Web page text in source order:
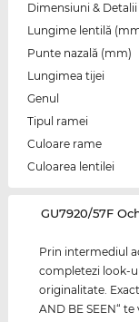
Dimensiuni & Detalii
Lungime lentilă
Punte nazală (mm)
Lungimea tijei
Genul
Tipul ramei
Culoare rame
Culoarea lentilei
‌GU7920/57F
Prin intermediul
completezi look-
originalitate.
AND BE SEEN“